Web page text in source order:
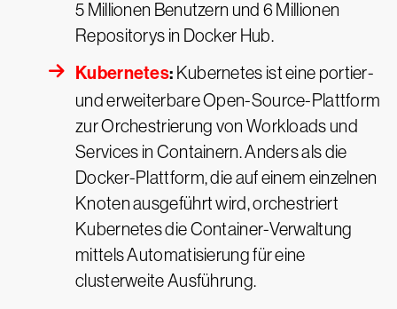
5 Millionen Benutzern und 6 Millionen
Repositorys in Docker Hub.
Kubernetes: Kubernetes ist eine portier-
und erweiterbare Open-Source-Plattform
zur Orchestrierung von Workloads und
Services in Containern. Anders als die
Docker-Plattform, die auf einem einzelnen
Knoten ausgeführt wird, orchestriert
Kubernetes die Container-Verwaltung
mittels Automatisierung für eine
clusterweite Ausführung.